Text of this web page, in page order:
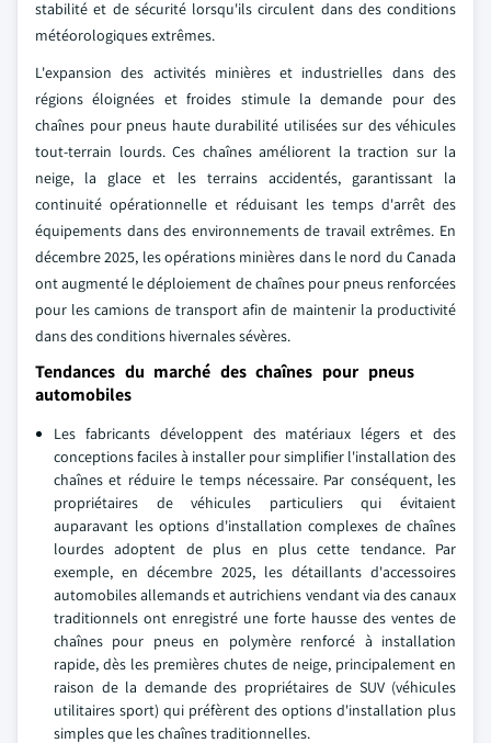
stabilité et de sécurité lorsqu'ils circulent dans des conditions
météorologiques extrêmes.
L'expansion des activités minières et industrielles dans des
régions éloignées et froides stimule la demande pour des
chaînes pour pneus haute durabilité utilisées sur des véhicules
tout-terrain lourds. Ces chaînes améliorent la traction sur la
neige, la glace et les terrains accidentés, garantissant la
continuité opérationnelle et réduisant les temps d'arrêt des
équipements dans des environnements de travail extrêmes. En
décembre 2025, les opérations minières dans le nord du Canada
ont augmenté le déploiement de chaînes pour pneus renforcées
pour les camions de transport afin de maintenir la productivité
dans des conditions hivernales sévères.
Tendances du marché des chaînes pour pneus
automobiles
Les fabricants développent des matériaux légers et des
conceptions faciles à installer pour simplifier l'installation des
chaînes et réduire le temps nécessaire. Par conséquent, les
propriétaires de véhicules particuliers qui évitaient
auparavant les options d'installation complexes de chaînes
lourdes adoptent de plus en plus cette tendance. Par
exemple, en décembre 2025, les détaillants d'accessoires
automobiles allemands et autrichiens vendant via des canaux
traditionnels ont enregistré une forte hausse des ventes de
chaînes pour pneus en polymère renforcé à installation
rapide, dès les premières chutes de neige, principalement en
raison de la demande des propriétaires de SUV (véhicules
utilitaires sport) qui préfèrent des options d'installation plus
simples que les chaînes traditionnelles.